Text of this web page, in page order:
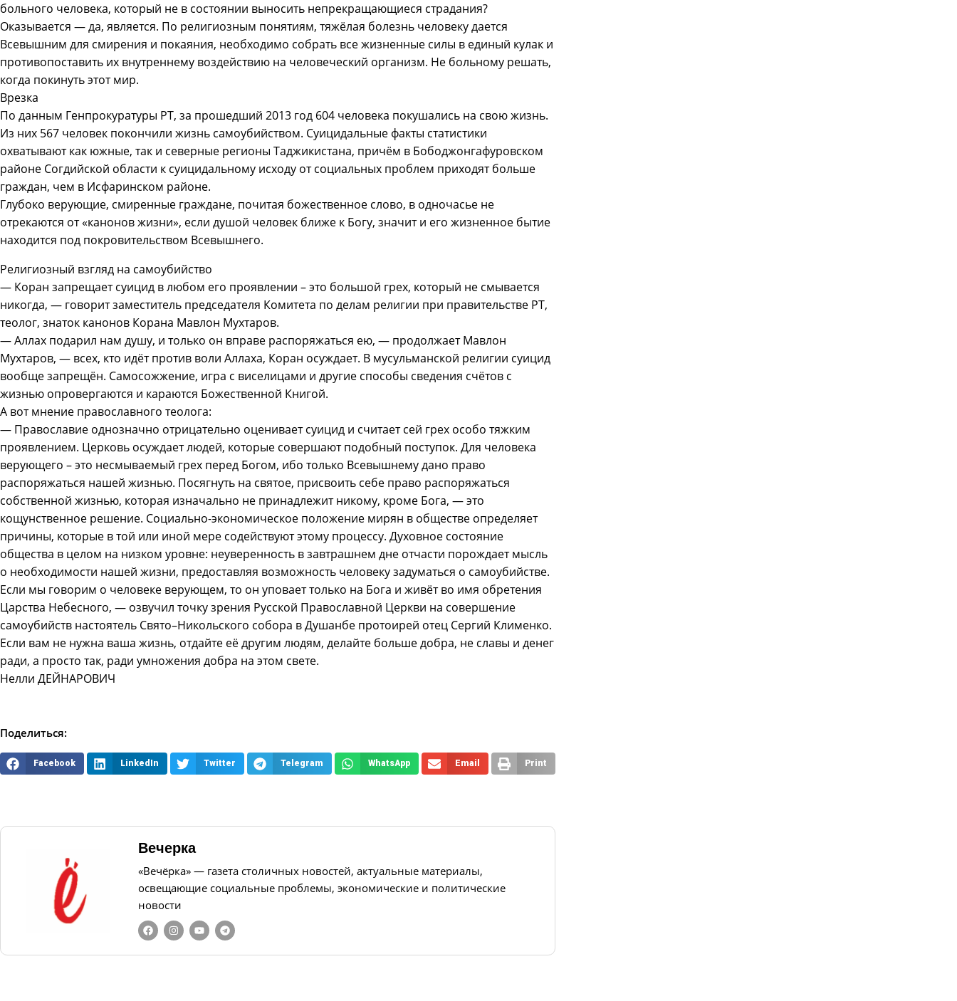
больного человека, который не в состоянии выносить непрекращающиеся страдания?
Оказывается — да, является. По религиозным понятиям, тяжёлая болезнь человеку дается
Всевышним для смирения и покаяния, необходимо собрать все жизненные силы в единый кулак и
противопоставить их внутреннему воздействию на человеческий организм. Не больному решать,
когда покинуть этот мир.
Врезка
По данным Генпрокуратуры РТ, за прошедший 2013 год 604 человека покушались на свою жизнь.
Из них 567 человек покончили жизнь самоубийством. Суицидальные факты статистики
охватывают как южные, так и северные регионы Таджикистана, причём в Бободжонгафуровском
районе Согдийской области к суицидальному исходу от социальных проблем приходят больше
граждан, чем в Исфаринском районе.
Глубоко верующие, смиренные граждане, почитая божественное слово, в одночасье не
отрекаются от «канонов жизни», если душой человек ближе к Богу, значит и его жизненное бытие
находится под покровительством Всевышнего.
Религиозный взгляд на самоубийство
— Коран запрещает суицид в любом его проявлении – это большой грех, который не смывается
никогда, — говорит заместитель председателя Комитета по делам религии при правительстве РТ,
теолог, знаток канонов Корана Мавлон Мухтаров.
— Аллах подарил нам душу, и только он вправе распоряжаться ею, — продолжает Мавлон
Мухтаров, — всех, кто идёт против воли Аллаха, Коран осуждает. В мусульманской религии суицид
вообще запрещён. Самосожжение, игра с виселицами и другие способы сведения счётов с
жизнью опровергаются и караются Божественной Книгой.
А вот мнение православного теолога:
— Православие однозначно отрицательно оценивает суицид и считает сей грех особо тяжким
проявлением. Церковь осуждает людей, которые совершают подобный поступок. Для человека
верующего – это несмываемый грех перед Богом, ибо только Всевышнему дано право
распоряжаться нашей жизнью. Посягнуть на святое, присвоить себе право распоряжаться
собственной жизнью, которая изначально не принадлежит никому, кроме Бога, — это
кощунственное решение. Социально-экономическое положение мирян в обществе определяет
причины, которые в той или иной мере содействуют этому процессу. Духовное состояние
общества в целом на низком уровне: неуверенность в завтрашнем дне отчасти порождает мысль
о необходимости нашей жизни, предоставляя возможность человеку задуматься о самоубийстве.
Если мы говорим о человеке верующем, то он уповает только на Бога и живёт во имя обретения
Царства Небесного, — озвучил точку зрения Русской Православной Церкви на совершение
самоубийств настоятель Свято–Никольского собора в Душанбе протоирей отец Сергий Клименко.
Если вам не нужна ваша жизнь, отдайте её другим людям, делайте больше добра, не славы и денег
ради, а просто так, ради умножения добра на этом свете.
Нелли ДЕЙНАРОВИЧ
Поделиться:
Facebook LinkedIn Twitter Telegram WhatsApp Email Print
Вечерка
«Вечёрка» — газета столичных новостей, актуальные материалы,
освещающие социальные проблемы, экономические и политические
новости